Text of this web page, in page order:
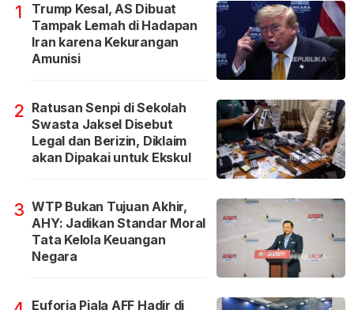
1
Trump Kesal, AS Dibuat
Tampak Lemah di Hadapan
Iran karena Kekurangan
Amunisi
2 Ratusan Senpi di Sekolah
Swasta Jaksel Disebut
Legal dan Berizin, Diklaim
akan Dipakai untuk Ekskul
3 WTP Bukan Tujuan Akhir,
AHY: Jadikan Standar Moral
Tata Kelola Keuangan
Negara
Euforia Piala AFF Hadir di